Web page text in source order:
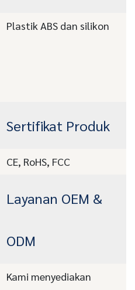
Plastik ABS dan silikon
Sertifikat Produk
CE, RoHS, FCC
Layanan OEM &
ODM
Kami menyediakan